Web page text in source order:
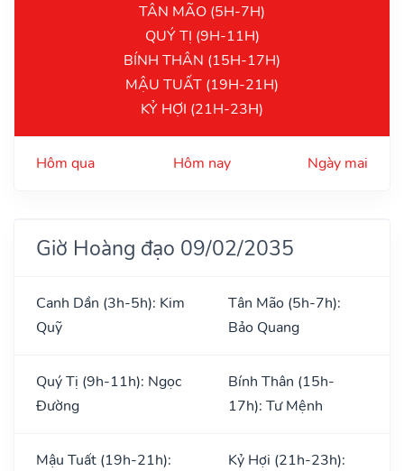
TÂN MÃO (5H-7H)
QUÝ TỊ (9H-11H)
BÍNH THÂN (15H-17H)
MẬU TUẤT (19H-21H)
KỶ HỢI (21H-23H)
Hôm qua Hôm nay Ngày mai
Giờ Hoàng đạo 09/02/2035
Canh Dần (3h-5h): Kim
Quỹ
Tân Mão (5h-7h):
Bảo Quang
Quý Tị (9h-11h): Ngọc
Đường
Bính Thân (15h-
17h): Tư Mệnh
Mậu Tuất (19h-21h):
Kỷ Hợi (21h-23h):